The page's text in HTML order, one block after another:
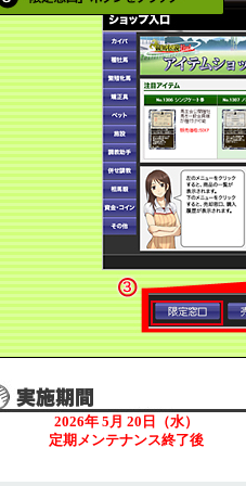
2026年 5月 20日（水）
定期メンテナンス終了後